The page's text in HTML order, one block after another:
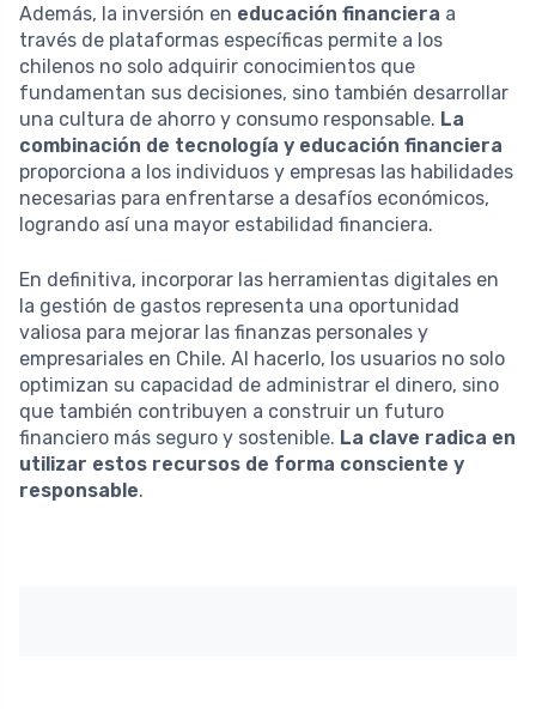
Además, la inversión en educación financiera a
través de plataformas específicas permite a los
chilenos no solo adquirir conocimientos que
fundamentan sus decisiones, sino también desarrollar
una cultura de ahorro y consumo responsable. La
combinación de tecnología y educación financiera
proporciona a los individuos y empresas las habilidades
necesarias para enfrentarse a desafíos económicos,
logrando así una mayor estabilidad financiera.
En definitiva, incorporar las herramientas digitales en
la gestión de gastos representa una oportunidad
valiosa para mejorar las finanzas personales y
empresariales en Chile. Al hacerlo, los usuarios no solo
optimizan su capacidad de administrar el dinero, sino
que también contribuyen a construir un futuro
financiero más seguro y sostenible. La clave radica en
utilizar estos recursos de forma consciente y
responsable.